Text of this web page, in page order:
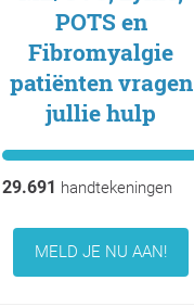
POTS en
Fibromyalgie
patiënten vragen
jullie hulp
29.691 handtekeningen
MELD JE NU AAN!